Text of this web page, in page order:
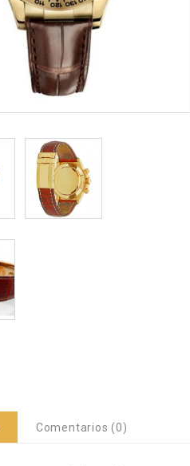
Comentarios (0)